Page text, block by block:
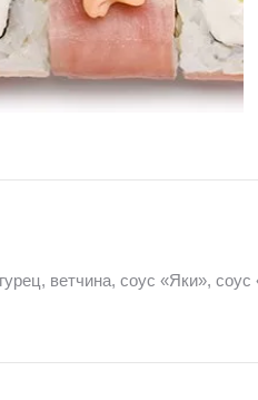
ветчина, соус «Яки», соус